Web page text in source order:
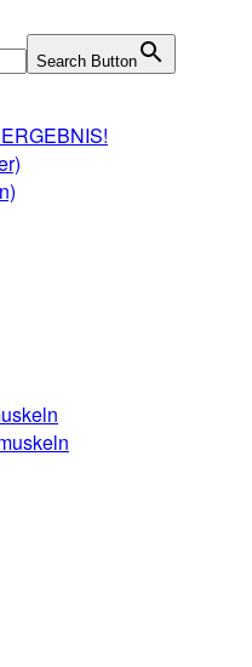
Search Button